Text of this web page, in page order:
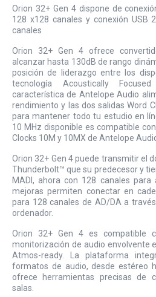
Orion 32+ Gen 4 dispone de
128 x128 canales y conexión USB
canales
Orion 32+ Gen 4 ofrece
alcanzar hasta 130dB de rango
posición de liderazgo entre los
tecnología Acoustically
característica de Antelope Audio
rendimiento y las dos salidas Word
para mantener todo tu estudio en
10 MHz disponible es compatible
Clocks 10M y 10MX de Antelope
Orion 32+ Gen 4 puede transmitir el
Thunderbolt™ que su predecesor y
MADI, ahora con 128 canales para
mejoras permiten conectar en
para 128 canales de AD/DA a
ordenador.
Orion 32+ Gen 4 es compatible
monitorización de audio envolvente
Atmos-ready. La plataforma
formatos de audio, desde estéreo
ofrece herramientas precisas de
salas.